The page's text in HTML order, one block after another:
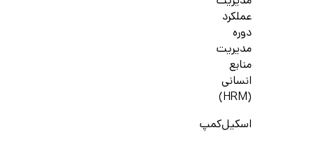
عملکرد
دوره
مدیریت
منابع
انسانی
(HRM)
اسکیل‌کمپ